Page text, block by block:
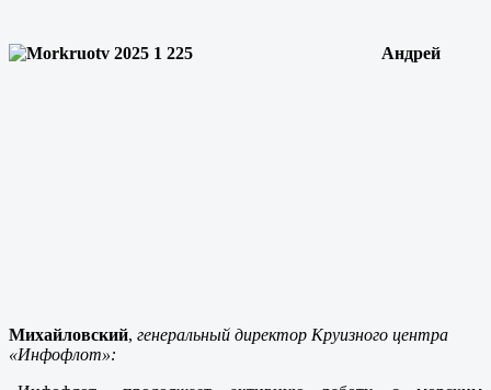
Андрей
Михайловский, генеральный директор Круизного центра
«Инфофлот»: